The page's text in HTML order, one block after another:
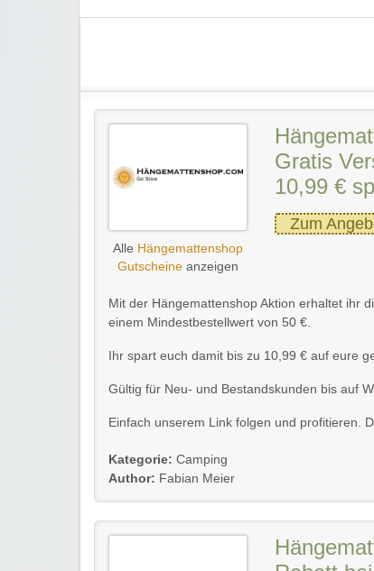
Alle Hängemattenshop
Gutscheineanzeigen
Gratis
10,99 €
Zum
Mit der Hängemattenshop Aktion erhaltet ihr
einem Mindestbestellwert von 50 €.
Ihr spart euch damit bis zu 10,99 € auf eure
Gültig für Neu- und Bestandskunden bis auf
Einfach unserem Link folgen und profitieren.
Kategorie: Camping
Author: Fabian Meier